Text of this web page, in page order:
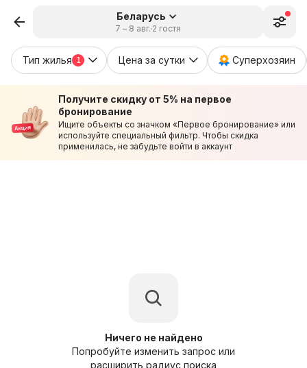
Беларусь
7 – 8 авг. 2 гостя
Тип жилья 1 Цена за сутки Суперхозяин
Получите скидку от 5% на первое
бронирование
Ищите объекты со значком «Первое бронирование» или
используйте специальный фильтр. Чтобы скидка
применилась, не забудьте войти в аккаунт
Ничего не найдено
Попробуйте изменить запрос или
расширить радиус поиска